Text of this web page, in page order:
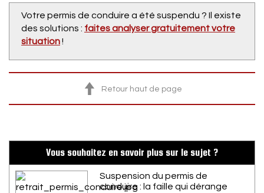
Votre permis de conduire a été suspendu ? Il existe
des solutions : faites analyser gratuitement votre
situation!
Retour haut de page
Vous souhaitez en savoir plus sur le sujet ?
Suspension du permis de
conduire : la faille qui dérange